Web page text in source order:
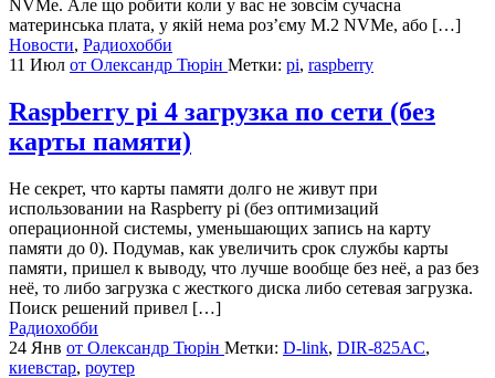
NVMe. Але що робити коли у вас не зовсім сучасна
материнська плата, у якій нема роз’єму M.2 NVMe, або […]
Новости, Радиохобби
11 Июл от Олександр Тюрін Метки: pi, raspberry
Raspberry pi 4 загрузка по сети (без
карты памяти)
Не секрет, что карты памяти долго не живут при
использовании на Raspberry pi (без оптимизаций
операционной системы, уменьшающих запись на карту
памяти до 0). Подумав, как увеличить срок службы карты
памяти, пришел к выводу, что лучше вообще без неё, а раз без
неё, то либо загрузка с жесткого диска либо сетевая загрузка.
Поиск решений привел […]
Радиохобби
24 Янв от Олександр Тюрін Метки: D-link, DIR-825AC,
киевстар, роутер